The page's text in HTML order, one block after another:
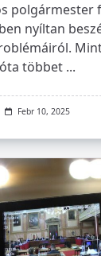
polgármester
nyíltan
többet ...
Febr 10, 2025